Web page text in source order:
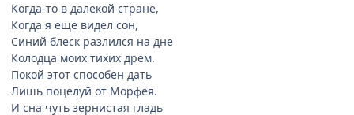
Когда-то в далекой стране,
Когда я еще видел сон,
Синий блеск разлился на дне
Колодца моих тихих дрём.
Покой этот способен дать
Лишь поцелуй от Морфея.
И сна чуть зернистая гладь